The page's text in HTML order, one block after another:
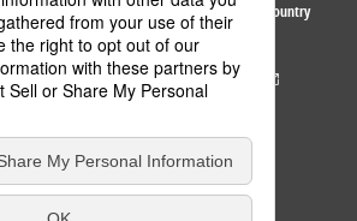
Area / Country
Housing Solutions Co., Ltd.
たって
クッキーポリシー
個人情報保護方針
パナソニック ホールディングス